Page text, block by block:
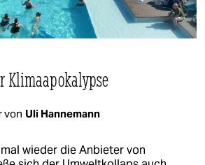
Klimaapokalypse
von Uli Hannemann
wieder die Anbieter von